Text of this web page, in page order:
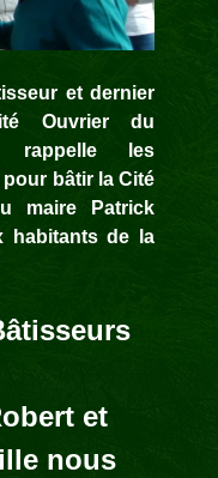
et dernier
Ouvrier du
rappelle les
bâtir la Cité
maire Patrick
habitants de la
et
nous